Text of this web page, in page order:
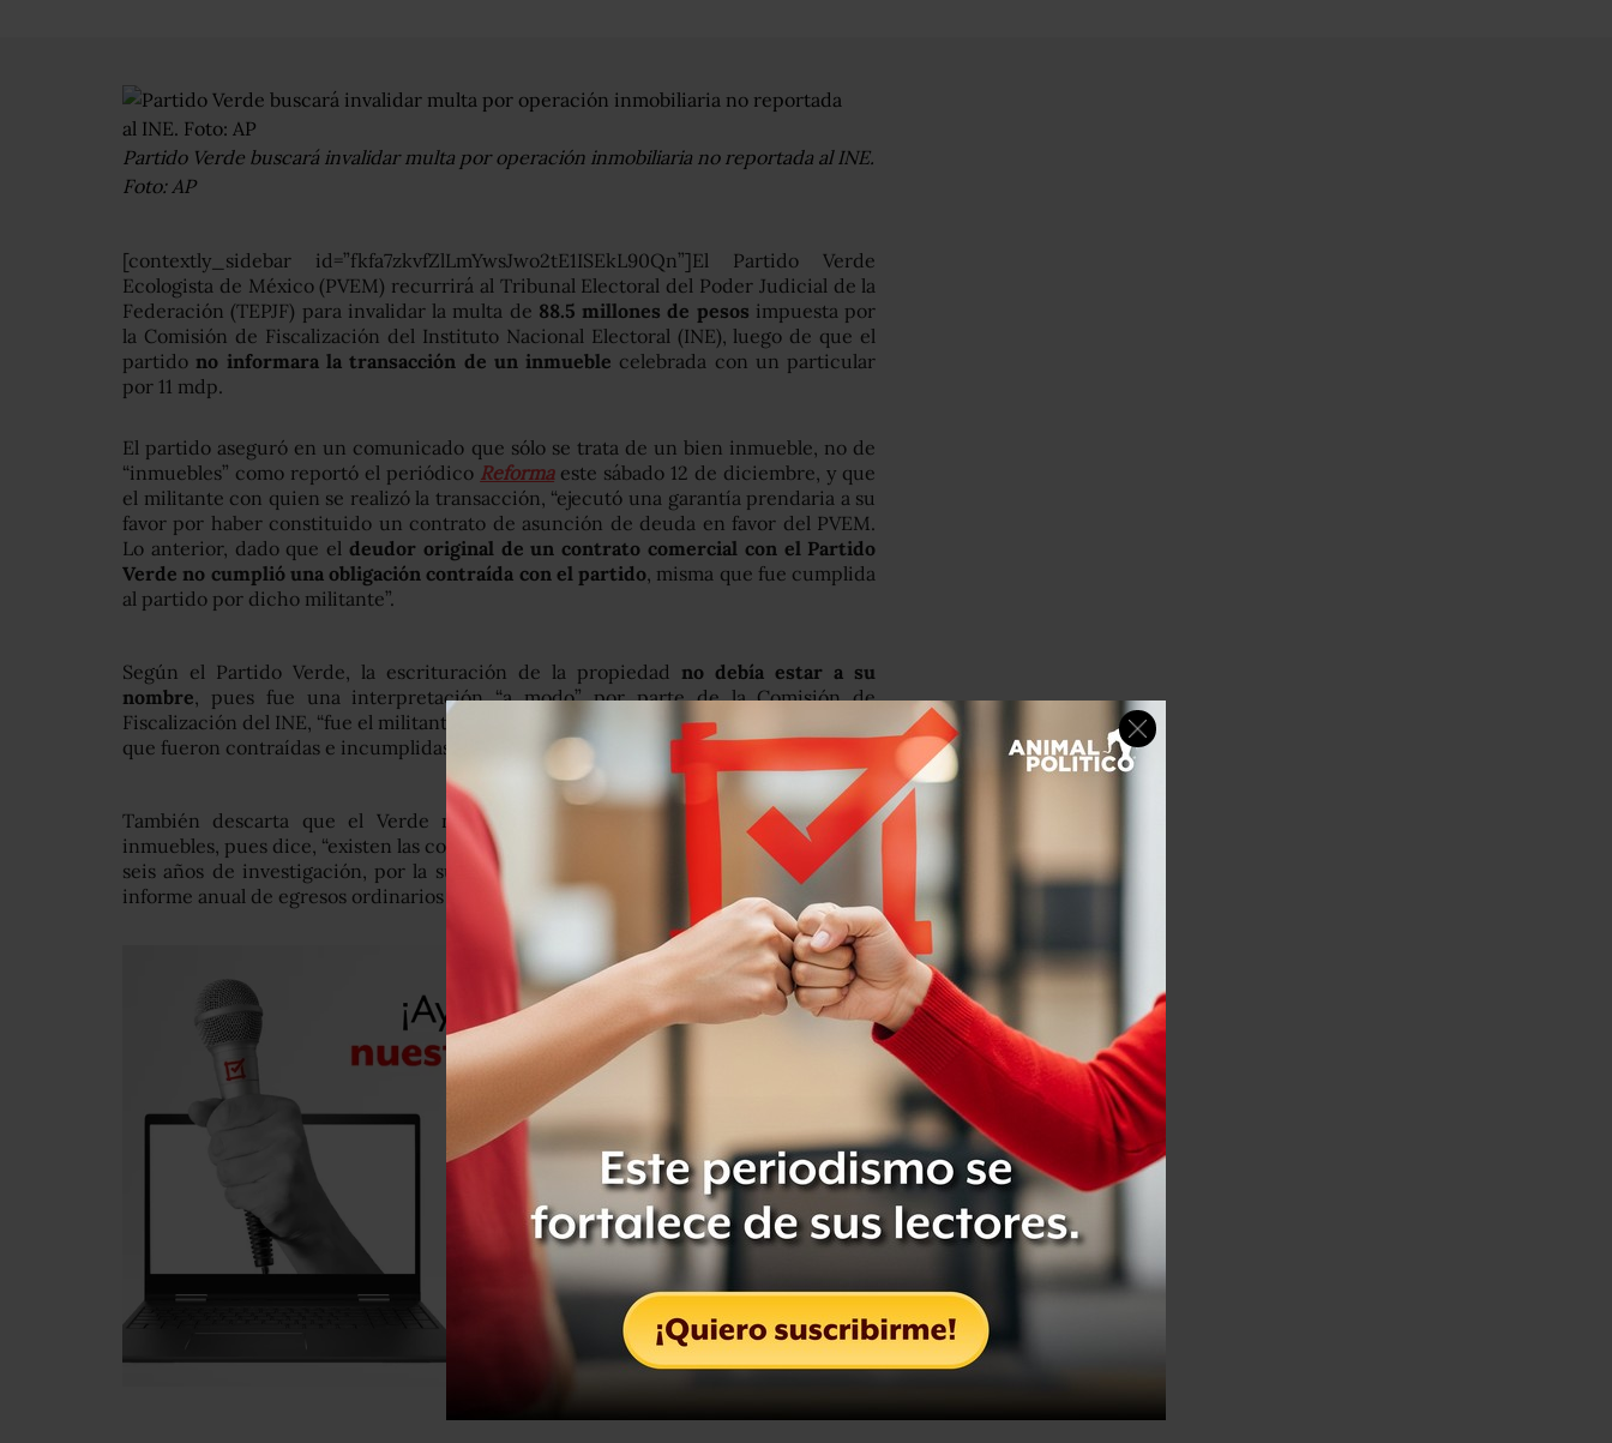
Partido Verde buscará invalidar multa por operación inmobiliaria no reportada al INE.
Foto: AP
[contextly_sidebar id=”fkfa7zkvfZlLmYwsJwo2tE1ISEkL90Qn”]El Partido Verde
Ecologista de México (PVEM) recurrirá al Tribunal Electoral del Poder Judicial de la
Federación (TEPJF) para invalidar la multa de 88.5 millones de pesos impuesta por
la Comisión de Fiscalización del Instituto Nacional Electoral (INE), luego de que el
partido no informara la transacción de un inmueble celebrada con un particular
por 11 mdp.
El partido aseguró en un comunicado que sólo se trata de un bien inmueble, no de
“inmuebles” como reportó el periódico Reformaeste sábado 12 de diciembre, y que
el militante con quien se realizó la transacción, “ejecutó una garantía prendaria a su
favor por haber constituido un contrato de asunción de deuda en favor del PVEM.
Lo anterior, dado que el deudor original de un contrato comercial con el Partido
Verde no cumplió una obligación contraída con el partido, misma que fue cumplida
al partido por dicho militante”.
Según el Partido Verde, la escrituración de la propiedad no debía estar a su
nombre, pues fue una interpretación “a modo” por parte de la Comisión de
Fiscalización del INE, “fue el militante quién a título personal asumió las obligaciones
que fueron contraídas e incumplidas por el proveedor”, explica el documento.
También descarta que el Verde no haya proporcionado información sobre el
inmuebles, pues dice, “existen las constancias que acreditan lo contrario después de
seis años de investigación, por la supuesta omisión de reportar un contrato en el
informe anual de egresos ordinarios correspondiente al ejercicio 2009”.